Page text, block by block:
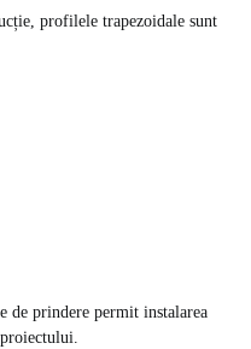
profilele trapezoidale sunt
de prindere permit instalarea